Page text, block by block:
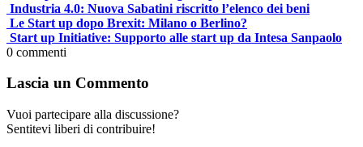
Industria 4.0: Nuova Sabatini riscritto l’elenco dei beni
Le Start up dopo Brexit: Milano o Berlino?
Start up Initiative: Supporto alle start up da Intesa Sanpaolo
0 commenti
Lascia un Commento
Vuoi partecipare alla discussione?
Sentitevi liberi di contribuire!